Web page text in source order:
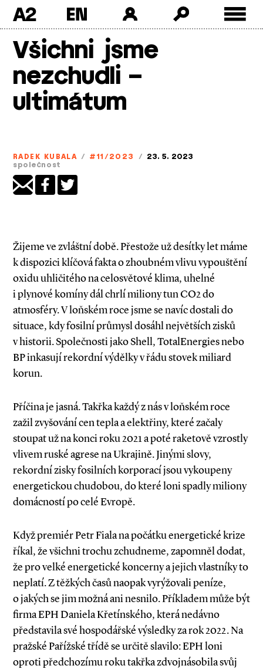
A2
Všichni jsme
nezchudli –
ultimátum
RADEK KUBALA / #11/2023 / 23. 5. 2023
společnost
Žijeme ve zvláštní době. Přestože už desítky let máme
k dispozici klíčová fakta o zhoubném vlivu vypouštění
oxidu uhličitého na celosvětové klima, uhelné
i plynové komíny dál chrlí miliony tun CO2 do
atmosféry. V loňském roce jsme se navíc dostali do
situace, kdy fosilní průmysl dosáhl největších zisků
v historii. Společnosti jako Shell, TotalEnergies nebo
BP inkasují rekordní výdělky v řádu stovek miliard
korun.
Příčina je jasná. Takřka každý z nás v loňském roce
zažil zvyšování cen tepla a elektřiny, které začaly
stoupat už na konci roku 2021 a poté raketově vzrostly
vlivem ruské agrese na Ukrajině. Jinými slovy,
rekordní zisky fosilních korporací jsou vykoupeny
energetickou chudobou, do které loni spadly miliony
domácností po celé Evropě.
Když premiér Petr Fiala na počátku energetické krize
říkal, že všichni trochu zchudneme, zapomněl dodat,
že pro velké energetické koncerny a jejich vlastníky to
neplatí. Z těžkých časů naopak vyrýžovali peníze,
o jakých se jim možná ani nesnilo. Příkladem může být
firma EPH Daniela Křetínského, která nedávno
představila své hospodářské výsledky za rok 2022. Na
pražské Pařížské třídě se určitě slavilo: EPH loni
oproti předchozímu roku takřka zdvojnásobila svůj